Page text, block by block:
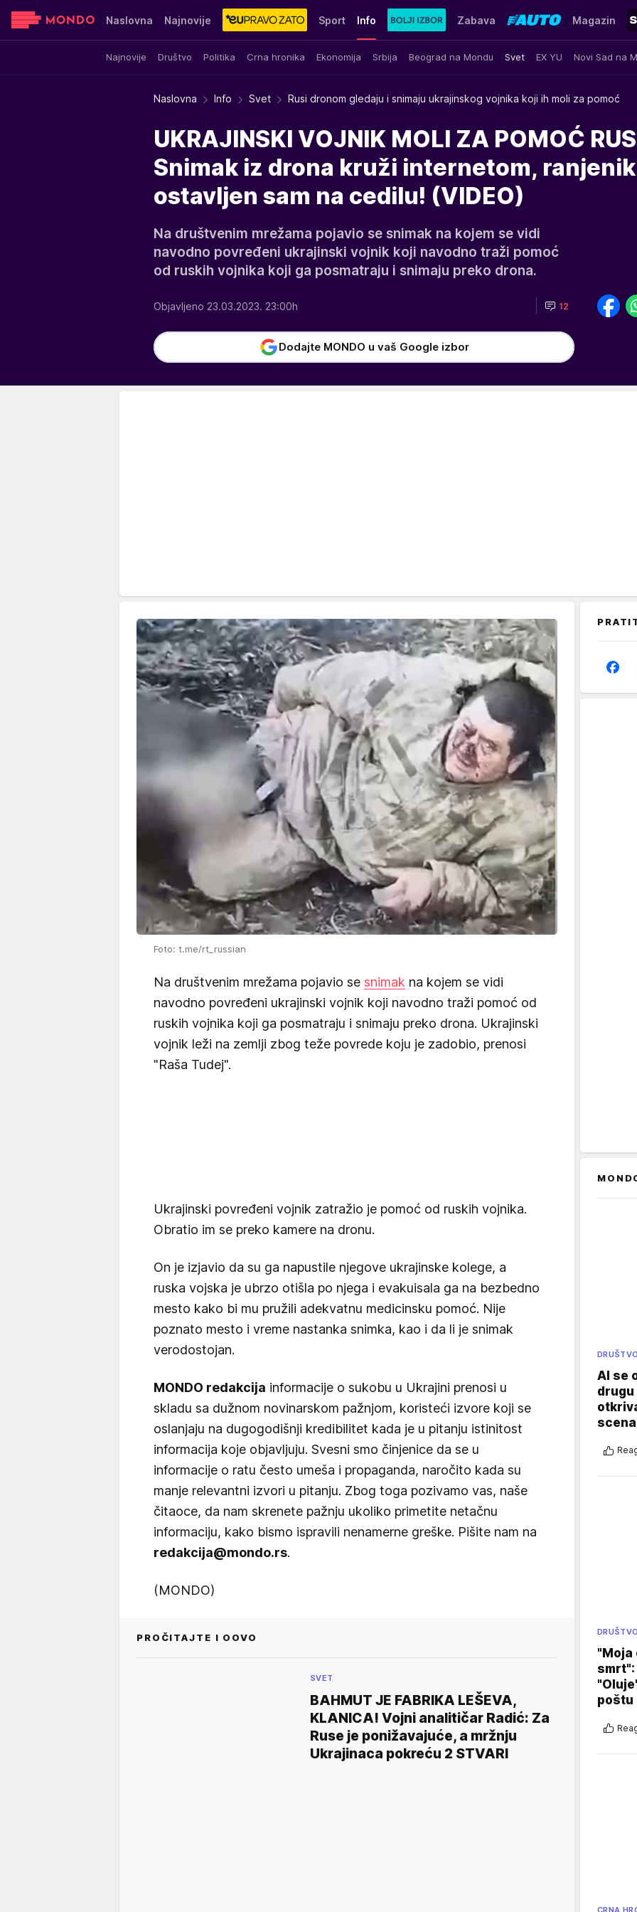
Naslovna Najnovije Sport Info
Najnovije Društvo Politika Crna hronika Ekonomija Srbija Beograd na Mondu Svet EX YU Novi Sad na
Zabava Magazin
Sensa Stvar ukusa Yumama
Naslovna Info Svet Rusi dronom gledaju i snimaju ukrajinskog vojnika koji ih moli za pomoć
UKRAJINSKI VOJNIK MOLI ZA POMOĆ
Snimak iz drona kruži internetom, ranjenik
ostavljen sam na cedilu! (VIDEO)
Na društvenim mrežama pojavio se snimak na kojem se vidi
navodno povređeni ukrajinski vojnik koji navodno traži pomoć
od ruskih vojnika koji ga posmatraju i snimaju preko drona.
Objavljeno 23.03.2023. 23:00h 12
Dodajte MONDO u vaš Google izbor
Foto: t.me/rt_russian
Na društvenim mrežama pojavio se snimak na kojem se vidi
navodno povređeni ukrajinski vojnik koji navodno traži pomoć od
ruskih vojnika koji ga posmatraju i snimaju preko drona. Ukrajinski
vojnik leži na zemlji zbog teže povrede koju je zadobio, prenosi
"Raša Tudej".
Ukrajinski povređeni vojnik zatražio je pomoć od ruskih vojnika.
Obratio im se preko kamere na dronu.
On je izjavio da su ga napustile njegove ukrajinske kolege, a
ruska vojska je ubrzo otišla po njega i evakuisala ga na bezbedno
mesto kako bi mu pružili adekvatnu medicinsku pomoć. Nije
poznato mesto i vreme nastanka snimka, kao i da li je snimak
verodostojan.
MONDO redakcija informacije o sukobu u Ukrajini prenosi u
skladu sa dužnom novinarskom pažnjom, koristeći izvore koji se
oslanjaju na dugogodišnji kredibilitet kada je u pitanju istinitost
informacija koje objavljuju. Svesni smo činjenice da se u
informacije o ratu često umeša i propaganda, naročito kada su
manje relevantni izvori u pitanju. Zbog toga pozivamo vas, naše
čitaoce, da nam skrenete pažnju ukoliko primetite netačnu
informaciju, kako bismo ispravili nenamerne greške. Pišite nam na
redakcija@mondo.rs.
(MONDO)
PROČITAJTE I OOVO
SVET
BAHMUT JE FABRIKA LEŠEVA,
KLANICA! Vojni analitičar Radić: Za
Ruse je ponižavajuće, a mržnju
Ukrajinaca pokreću 2 STVARI
DRUŠTVO
AI se
DRUŠTVO
"Moja
poštu
CRNA